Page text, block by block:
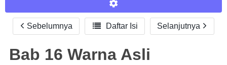
Bookmark
Reader Settings
Font :
Sebelumnya  Daftar Isi Selanjutnya
Bab 16 Warna Asli